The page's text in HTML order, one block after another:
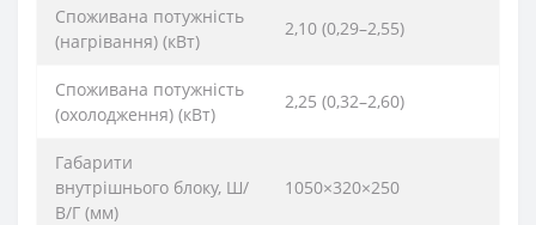
Споживана потужність
(нагрівання) (кВт)
2,10 (0,29–2,55)
Споживана потужність
(охолодження) (кВт)
2,25 (0,32–2,60)
Габарити
внутрішнього блоку, Ш/
В/Г (мм)
1050×320×250